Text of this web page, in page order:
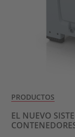
PRODUCTOS
EL NUEVO